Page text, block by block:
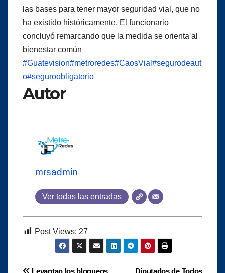
las bases para tener mayor seguridad vial, que no
ha existido históricamente. El funcionario
concluyó remarcando que la medida se orienta al
bienestar común
#Guatevision#metroredes#CaosVial #segurodeaut
o#seguroobligatorio
Autor
mrsadmin
Ver todas las entradas
Post Views: 27